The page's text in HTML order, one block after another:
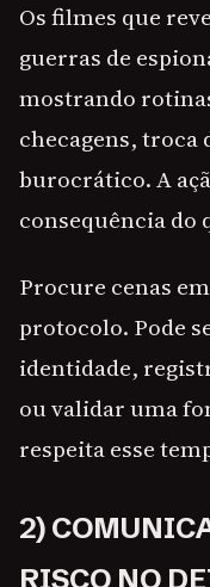
Os filmes que
guerras de
mostrando
checagens, troca
burocrático. A
consequência do
Procure cenas
protocolo. Pode
identidade,
ou validar uma
respeita esse
2)
RISCO NO